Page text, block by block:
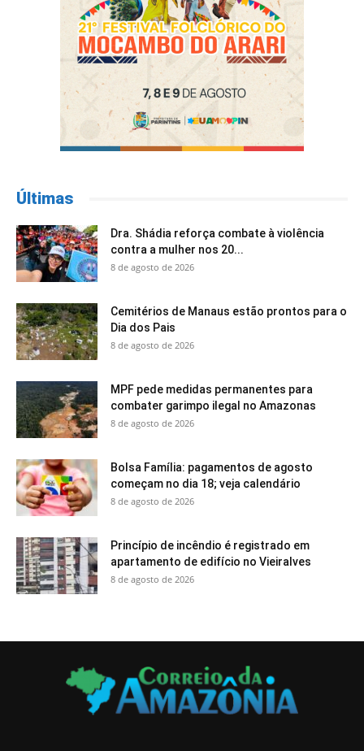
Últimas
Dra. Shádia reforça combate à violência
contra a mulher nos 20...
8 de agosto de 2026
Cemitérios de Manaus estão prontos para o
Dia dos Pais
8 de agosto de 2026
MPF pede medidas permanentes para
combater garimpo ilegal no Amazonas
8 de agosto de 2026
Bolsa Família: pagamentos de agosto
começam no dia 18; veja calendário
8 de agosto de 2026
Princípio de incêndio é registrado em
apartamento de edifício no Vieiralves
8 de agosto de 2026